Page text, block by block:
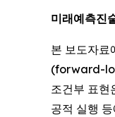
미래예측진
본 보도자
(forward-
조건부 표현
공적 실행